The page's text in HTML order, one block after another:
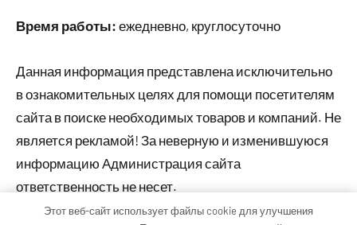
Время работы: ежедневно, круглосуточно
Данная информация представлена исключительно
в ознакомительных целях для помощи посетителям
сайта в поиске необходимых товаров и компаний. Не
является рекламой! За неверную и изменившуюся
информацию Администрация сайта
ответственность не несет.
Этот веб-сайт использует файлы cookie для улучшения